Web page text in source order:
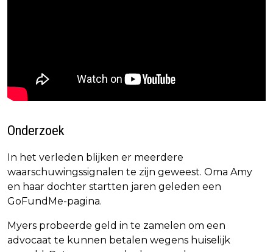
Onderzoek
In het verleden blijken er meerdere
waarschuwingssignalen te zijn geweest. Oma Amy
en haar dochter startten jaren geleden een
GoFundMe-pagina.
Myers probeerde geld in te zamelen om een
advocaat te kunnen betalen wegens huiselijk